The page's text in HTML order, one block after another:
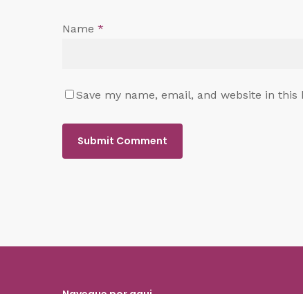
Name *
Save my name, email, and website in